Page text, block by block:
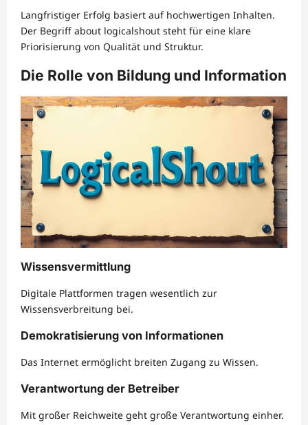
Langfristiger Erfolg basiert auf hochwertigen Inhalten.
Der Begriff about logicalshout steht für eine klare
Priorisierung von Qualität und Struktur.
Die Rolle von Bildung und Information
Wissensvermittlung
Digitale Plattformen tragen wesentlich zur
Wissensverbreitung bei.
Demokratisierung von Informationen
Das Internet ermöglicht breiten Zugang zu Wissen.
Verantwortung der Betreiber
Mit großer Reichweite geht große Verantwortung einher.